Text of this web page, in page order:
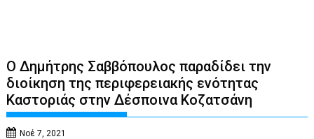
Ο Δημήτρης Σαββόπουλος παραδίδει την
διοίκηση της περιφερειακής ενότητας
Καστοριάς στην Δέσποινα Κοζατσάνη
Νοέ 7, 2021